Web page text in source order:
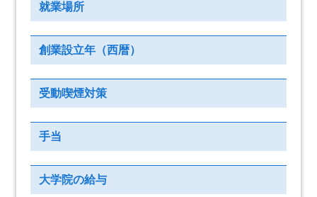
就業場所
創業設立年（西暦）
受動喫煙対策
手当
大学院の給与